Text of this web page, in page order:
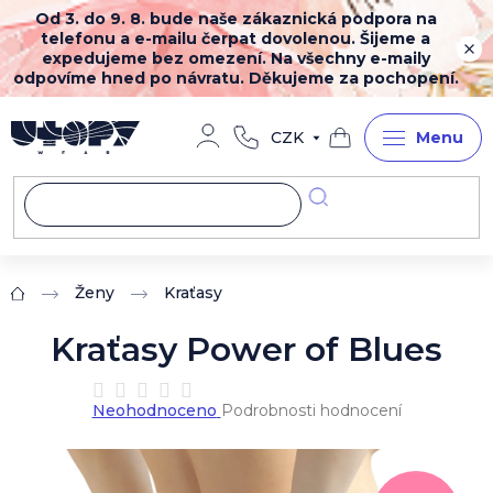
Přejít
na
obsah
Od 3. do 9. 8. bude naše zákaznická podpora na
telefonu a e-mailu čerpat dovolenou. Šijeme a
expedujeme bez omezení. Na všechny e-maily
odpovíme hned po návratu. Děkujeme za pochopení.
CZK
Nákupní
košík
Domů Ženy Kraťasy
Kraťasy Power of Blues
Průměrné
hodnocení
Neohodnoceno Podrobnosti hodnocení